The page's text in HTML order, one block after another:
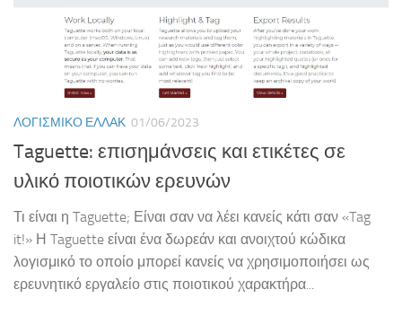
ΛΟΓΙΣΜΙΚΌ ΕΛΛΑΚ 01/06/2023
Taguette: επισημάνσεις και ετικέτες σε
υλικό ποιοτικών ερευνών
Τι είναι η Taguette; Είναι σαν να λέει κανείς κάτι σαν «Tag
it!» Η Taguette είναι ένα δωρεάν και ανοιχτού κώδικα
λογισμικό το οποίο μπορεί κανείς να χρησιμοποιήσει ως
ερευνητικό εργαλείο στις ποιοτικού χαρακτήρα...